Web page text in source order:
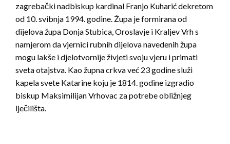
zagrebački nadbiskup kardinal Franjo Kuharić dekretom
od 10. svibnja 1994. godine. Župa je formirana od
dijelova župa Donja Stubica, Oroslavje i Kraljev Vrh s
namjerom da vjernici rubnih dijelova navedenih župa
mogu lakše i djelotvornije živjeti svoju vjeru i primati
sveta otajstva. Kao župna crkva već 23 godine služi
kapela svete Katarine koju je 1814. godine izgradio
biskup Maksimilijan Vrhovac za potrebe obližnjeg
lječilišta.